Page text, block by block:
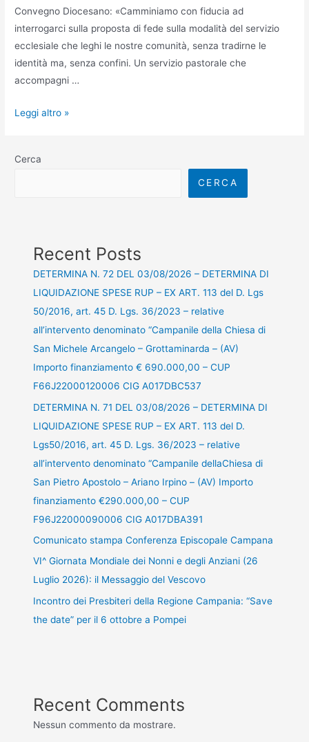
Convegno Diocesano: «Camminiamo con fiducia ad
interrogarci sulla proposta di fede sulla modalità del servizio
ecclesiale che leghi le nostre comunità, senza tradirne le
identità ma, senza confini. Un servizio pastorale che
accompagni …
Leggi altro »
Cerca
CERCA
Recent Posts
DETERMINA N. 72 DEL 03/08/2026 – DETERMINA DI
LIQUIDAZIONE SPESE RUP – EX ART. 113 del D. Lgs
50/2016, art. 45 D. Lgs. 36/2023 – relative
all’intervento denominato “Campanile della Chiesa di
San Michele Arcangelo – Grottaminarda – (AV)
Importo finanziamento € 690.000,00 – CUP
F66J22000120006 CIG A017DBC537
DETERMINA N. 71 DEL 03/08/2026 – DETERMINA DI
LIQUIDAZIONE SPESE RUP – EX ART. 113 del D.
Lgs50/2016, art. 45 D. Lgs. 36/2023 – relative
all’intervento denominato “Campanile dellaChiesa di
San Pietro Apostolo – Ariano Irpino – (AV) Importo
finanziamento €290.000,00 – CUP
F96J22000090006 CIG A017DBA391
Comunicato stampa Conferenza Episcopale Campana
VI^ Giornata Mondiale dei Nonni e degli Anziani (26
Luglio 2026): il Messaggio del Vescovo
Incontro dei Presbiteri della Regione Campania: “Save
the date” per il 6 ottobre a Pompei
Recent Comments
Nessun commento da mostrare.